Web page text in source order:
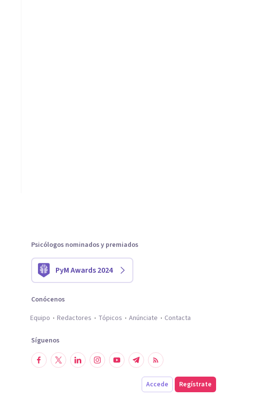
Psicólogos nominados y premiados
PyM Awards 2024
Conócenos
Equipo
Redactores Tópicos Anúnciate Contacta
Síguenos
Accede Regístrate